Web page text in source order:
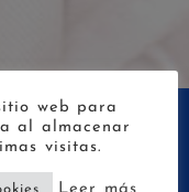
web para
al almacenar
visitas.